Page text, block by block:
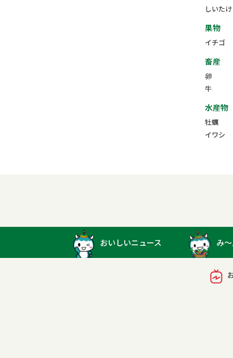
しいたけ
果物
イチゴ
畜産
卵
牛
水産物
牡蠣
イワシ
おいしいニュース み